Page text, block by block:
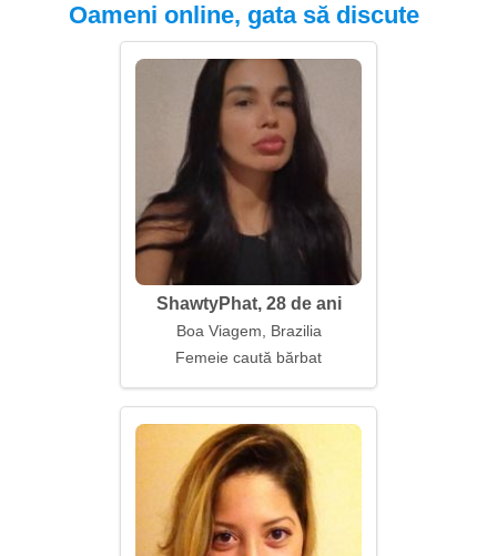
Oameni online, gata să discute
ShawtyPhat, 28 de ani
Boa Viagem, Brazilia
Femeie caută bărbat